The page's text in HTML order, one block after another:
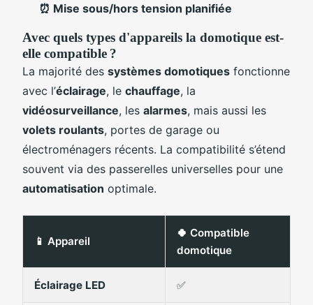
⏰ Mise sous/hors tension planifiée
Avec quels types d'appareils la domotique est-
elle compatible ?
La majorité des systèmes domotiques fonctionne
avec l’éclairage, le chauffage, la
vidéosurveillance, les alarmes, mais aussi les
volets roulants, portes de garage ou
électroménagers récents. La compatibilité s’étend
souvent via des passerelles universelles pour une
automatisation optimale.
📱 Appareil
🍀 Compatible
domotique
Éclairage LED ✅